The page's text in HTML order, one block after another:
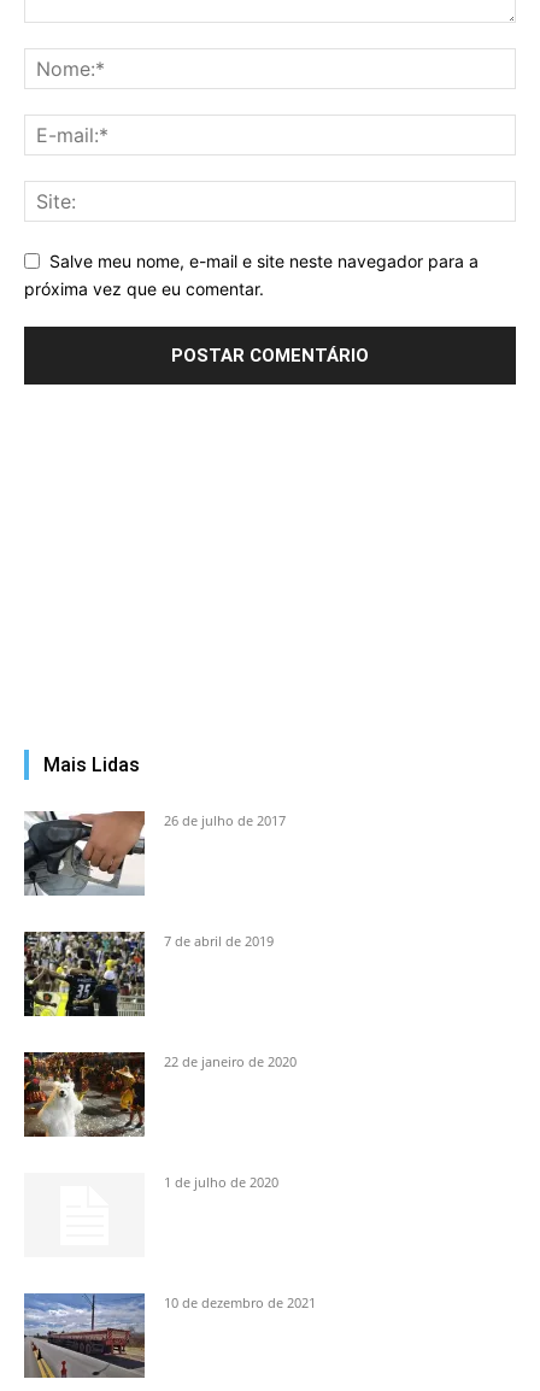
Salve meu nome, e-mail e site neste navegador para a
próxima vez que eu comentar.
Mais Lidas
26 de julho de 2017
7 de abril de 2019
22 de janeiro de 2020
1 de julho de 2020
10 de dezembro de 2021